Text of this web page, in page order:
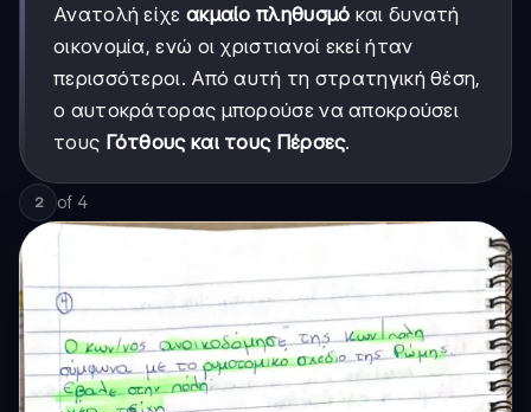
Ανατολή είχε ακμαίο πληθυσμό και δυνατή
οικονομία, ενώ οι χριστιανοί εκεί ήταν
περισσότεροι. Από αυτή τη στρατηγική θέση,
ο αυτοκράτορας μπορούσε να αποκρούσει
τους Γότθους και τους Πέρσες.
2 of 4